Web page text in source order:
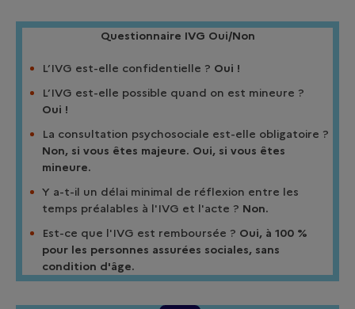
Questionnaire IVG Oui/Non
L’IVG est-elle confidentielle ? Oui !
L’IVG est-elle possible quand on est mineure ?
Oui !
La consultation psychosociale est-elle obligatoire ?
Non, si vous êtes majeure. Oui, si vous êtes
mineure.
Y a-t-il un délai minimal de réflexion entre les
temps préalables à l'IVG et l'acte ? Non.
Est-ce que l'IVG est remboursée ? Oui, à 100 %
pour les personnes assurées sociales, sans
condition d'âge.